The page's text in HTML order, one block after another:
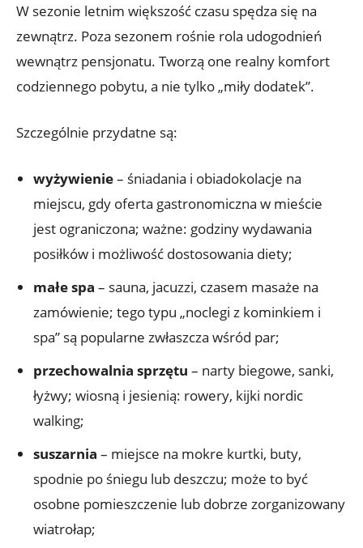
W sezonie letnim większość czasu spędza się na
zewnątrz. Poza sezonem rośnie rola udogodnień
wewnątrz pensjonatu. Tworzą one realny komfort
codziennego pobytu, a nie tylko „miły dodatek”.
Szczególnie przydatne są:
wyżywienie– śniadania i obiadokolacje na
miejscu, gdy oferta gastronomiczna w mieście
jest ograniczona; ważne: godziny wydawania
posiłków i możliwość dostosowania diety;
małe spa – sauna, jacuzzi, czasem masaże na
zamówienie; tego typu „noclegi z kominkiem i
spa” są popularne zwłaszcza wśród par;
przechowalnia sprzętu – narty biegowe, sanki,
łyżwy; wiosną i jesienią: rowery, kijki nordic
walking;
suszarnia – miejsce na mokre kurtki, buty,
spodnie po śniegu lub deszczu; może to być
osobne pomieszczenie lub dobrze zorganizowany
wiatrołap;